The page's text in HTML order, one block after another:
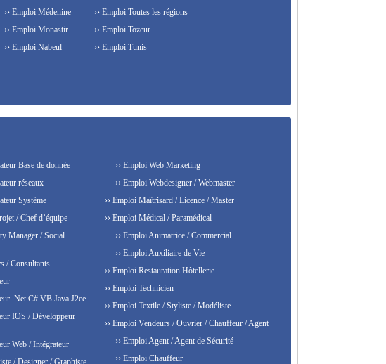
›› Emploi Médenine
›› Emploi Monastir
›› Emploi Nabeul
›› Emploi Toutes les régions
›› Emploi Tozeur
›› Emploi Tunis
Base de donnée
réseaux
Système
/ Chef d’équipe
Manager / Social
/ Consultants
.Net C# VB Java J2ee
IOS / Développeur
Web / Intégrateur
/ Designer / Graphiste
›› Emploi Web Marketing
›› Emploi Webdesigner / Webmaster
›› Emploi Maîtrisard / Licence / Master
›› Emploi Médical / Paramédical
›› Emploi Animatrice / Commercial
›› Emploi Auxiliaire de Vie
›› Emploi Restauration Hôtellerie
›› Emploi Technicien
›› Emploi Textile / Styliste / Modéliste
›› Emploi Vendeurs / Ouvrier / Chauffeur / Agent
›› Emploi Agent / Agent de Sécurité
›› Emploi Chauffeur